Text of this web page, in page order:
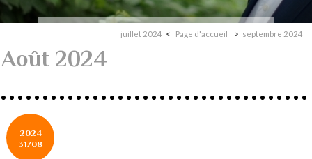
juillet 2024 Page d'accueil septembre 2024
Août 2024
2024
31/08